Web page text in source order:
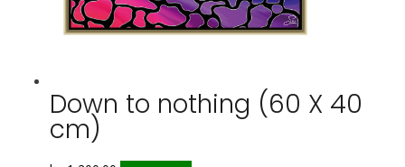
Down to nothing (60 X 40
cm)